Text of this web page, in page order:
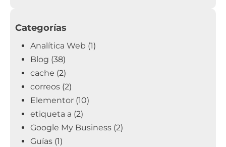
Categorías
Analítica Web (1)
Blog (38)
cache (2)
correos (2)
Elementor (10)
etiqueta a (2)
Google My Business (2)
Guías (1)